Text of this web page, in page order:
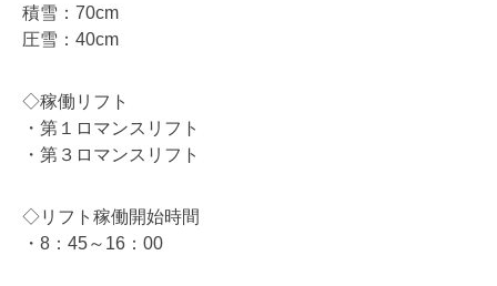
積雪：70cm
圧雪：40cm
◇稼働リフト
・第１ロマンスリフト
・第３ロマンスリフト
◇リフト稼働開始時間
・8：45～16：00